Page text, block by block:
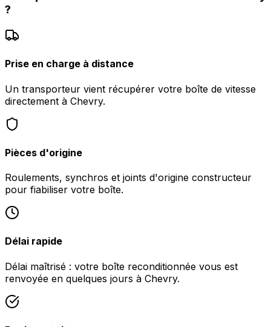
?
Prise en charge à distance
Un transporteur vient récupérer votre boîte de vitesse
directement à Chevry.
Pièces d'origine
Roulements, synchros et joints d'origine constructeur
pour fiabiliser votre boîte.
Délai rapide
Délai maîtrisé : votre boîte reconditionnée vous est
renvoyée en quelques jours à Chevry.